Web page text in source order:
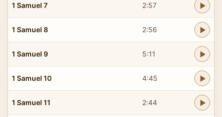
1 Samuel 7 2:57
1 Samuel 8 2:56
1 Samuel 9 5:11
1 Samuel 10 4:45
1 Samuel 11 2:44